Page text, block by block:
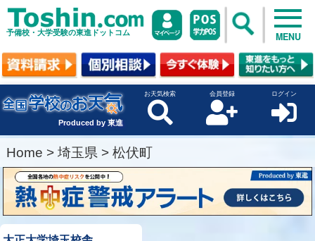
予備校・大学受験の東進ドットコム MENU
Produced by 東進
お天気検索 会員登録 ログイン
Home > 埼玉県 > 松伏町